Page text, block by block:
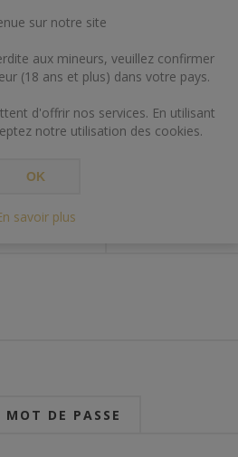
MOT DE PASSE
sur notre site
aux mineurs, veuillez confirmer
(18 ans et plus) dans votre pays.
d'offrir nos services. En utilisant
notre utilisation des cookies.
OK
savoir plus